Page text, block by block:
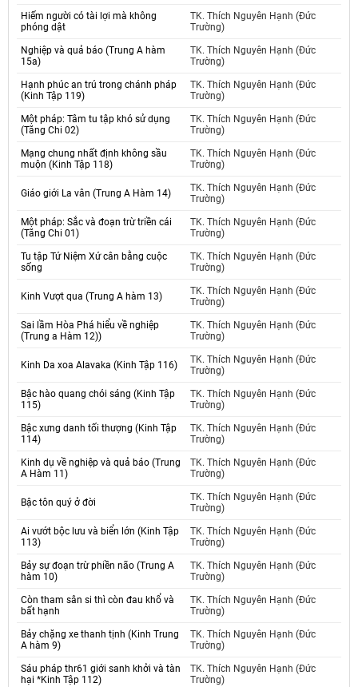
Hiếm người có tài lợi mà không
phóng dật
TK. Thích Nguyên Hạnh (Đức
Trường)
Nghiệp và quả báo (Trung A hàm
15a)
TK. Thích Nguyên Hạnh (Đức
Trường)
Hạnh phúc an trú trong chánh pháp
(Kinh Tập 119)
TK. Thích Nguyên Hạnh (Đức
Trường)
Một pháp: Tâm tu tập khó sử dụng
(Tăng Chi 02)
TK. Thích Nguyên Hạnh (Đức
Trường)
Mạng chung nhất định không sầu
muộn (Kinh Tập 118)
TK. Thích Nguyên Hạnh (Đức
Trường)
Giáo giới La vân (Trung A Hàm 14)
TK. Thích Nguyên Hạnh (Đức
Trường)
Một pháp: Sắc và đoạn trừ triền cái
(Tăng Chi 01)
TK. Thích Nguyên Hạnh (Đức
Trường)
Tu tập Tứ Niệm Xứ cân bằng cuộc
sống
TK. Thích Nguyên Hạnh (Đức
Trường)
Kinh Vượt qua (Trung A hàm 13)
TK. Thích Nguyên Hạnh (Đức
Trường)
Sai lầm Hòa Phá hiểu về nghiệp
(Trung a Hàm 12))
TK. Thích Nguyên Hạnh (Đức
Trường)
Kinh Da xoa Alavaka (Kinh Tập 116)
TK. Thích Nguyên Hạnh (Đức
Trường)
Bậc hào quang chói sáng (Kinh Tập
115)
TK. Thích Nguyên Hạnh (Đức
Trường)
Bậc xưng danh tối thượng (Kinh Tập
114)
TK. Thích Nguyên Hạnh (Đức
Trường)
Kinh dụ về nghiệp và quả báo (Trung
A Hàm 11)
TK. Thích Nguyên Hạnh (Đức
Trường)
Bậc tôn quý ở đời
TK. Thích Nguyên Hạnh (Đức
Trường)
Ai vướt bộc lưu và biển lớn (Kinh Tập
113)
TK. Thích Nguyên Hạnh (Đức
Trường)
Bảy sự đoạn trừ phiền não (Trung A
hàm 10)
TK. Thích Nguyên Hạnh (Đức
Trường)
Còn tham sân si thì còn đau khổ và
bất hạnh
TK. Thích Nguyên Hạnh (Đức
Trường)
Bảy chặng xe thanh tịnh (Kinh Trung
A hàm 9)
TK. Thích Nguyên Hạnh (Đức
Trường)
Sáu pháp thr61 giới sanh khởi và tàn
hại *Kinh Tập 112)
TK. Thích Nguyên Hạnh (Đức
Trường)